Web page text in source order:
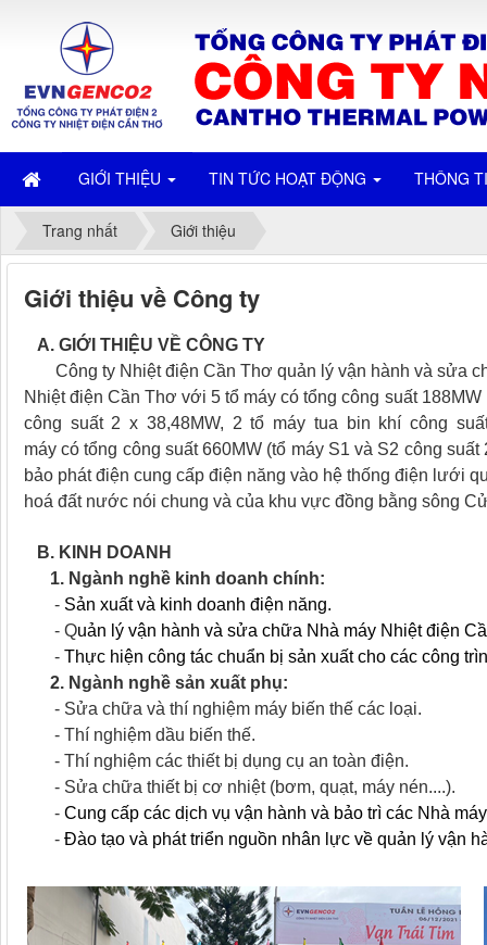
GIỚI THIỆU TIN TỨC HOẠT ĐỘNG THÔNG
Trang nhất Giới thiệu
Giới thiệu về Công ty
A. GIỚI THIỆU VỀ CÔNG TY
Công ty Nhiệt điện Cần Thơ quản lý vận hành và sửa
Nhiệt điện Cần Thơ với 5 tổ máy có tổng công suất
công suất 2 x 38,48MW, 2 tổ máy tua bin khí công
máy có tổng công suất 660MW (tổ máy S1 và S2 công
bảo phát điện cung cấp điện năng vào hệ thống điện lưới
hoá đất nước nói chung và của khu vực đồng bằng sông
B. KINH DOANH
1. Ngành nghề kinh doanh chính:
- Sản xuất và kinh doanh điện năng.
- Quản lý vận hành và sửa chữa Nhà máy Nhiệt điện
- Thực hiện công tác chuẩn bị sản xuất cho các công
2. Ngành nghề sản xuất phụ:
- Sửa chữa và thí nghiệm máy biến thế các loại.
- Thí nghiệm dầu biến thế.
- Thí nghiệm các thiết bị dụng cụ an toàn điện.
- Sửa chữa thiết bị cơ nhiệt (bơm, quạt, máy nén....).
- Cung cấp các dịch vụ vận hành và bảo trì các Nhà
- Đào tạo và phát triển nguồn nhân lực về quản lý vận